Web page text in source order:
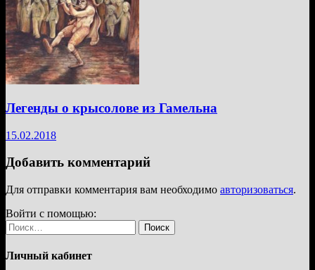
Легенды о крысолове из Гамельна
15.02.2018
Добавить комментарий
Для отправки комментария вам необходимо авторизоваться.
Войти с помощью:
Найти:
Личный кабинет